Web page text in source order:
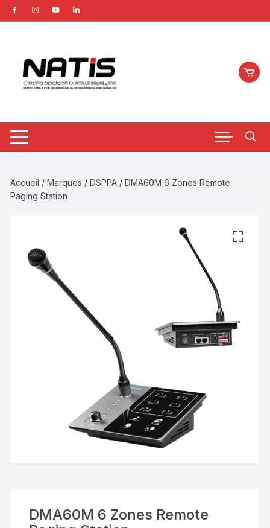
Aller
au
Accueil /Marques /DSPPA / DMA60M 6 Zones Remote
Paging Station
DMA60M 6 Zones Remote